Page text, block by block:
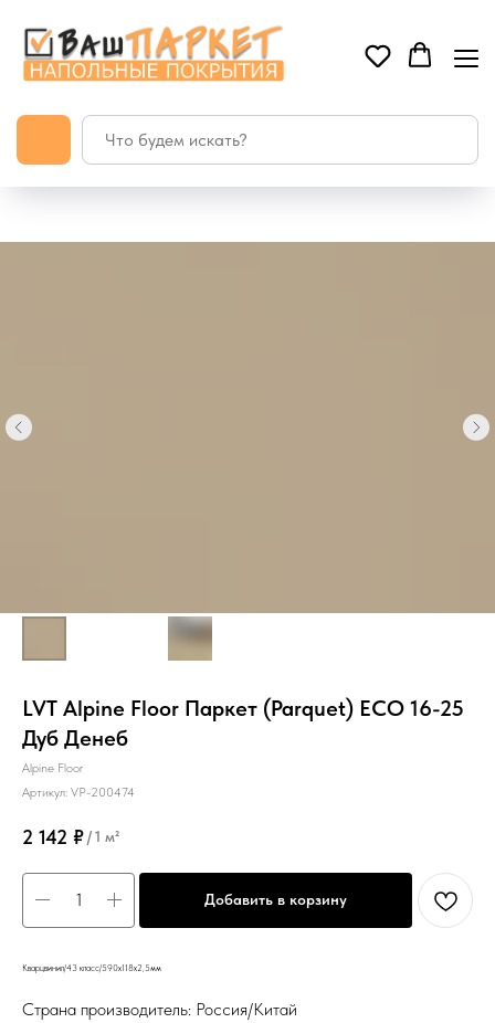
LVT Alpine Floor Паркет (Parquet) ЕСО 16-25
Дуб Денеб
Alpine Floor
Артикул: VP-200474
2 142 ₽/1 м²
Добавить в корзину
Кварцвинил/43 класс/590х118х2,5мм
Страна производитель: Россия/Китай